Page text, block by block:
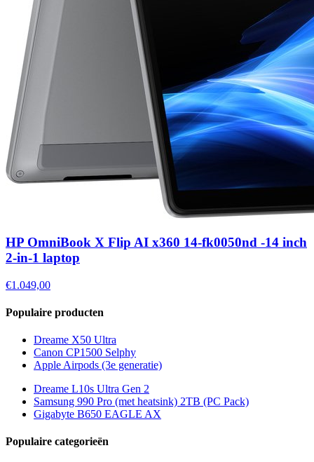
HP OmniBook X Flip AI x360 14-fk0050nd -14 inch
2-in-1 laptop
€1.049,00
Populaire producten
Dreame X50 Ultra
Canon CP1500 Selphy
Apple Airpods (3e generatie)
Dreame L10s Ultra Gen 2
Samsung 990 Pro (met heatsink) 2TB (PC Pack)
Gigabyte B650 EAGLE AX
Populaire categorieën